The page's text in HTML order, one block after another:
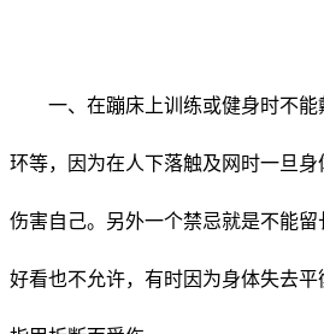
一、在蹦床上训练或健身时不
环等，因为在人下落触及网时一旦
伤害自己。另外一个禁忌就是不能
好看也不允许，有时因为身体失去